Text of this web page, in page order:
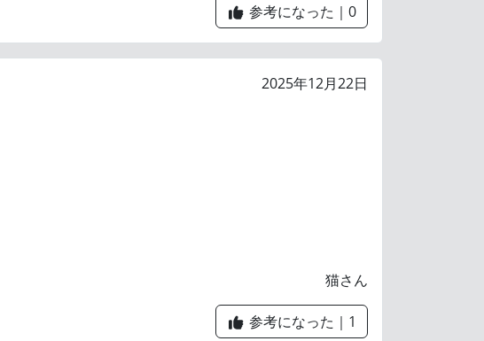
参考になった｜ 0
2025年12月22日
猫さん
参考になった｜ 1